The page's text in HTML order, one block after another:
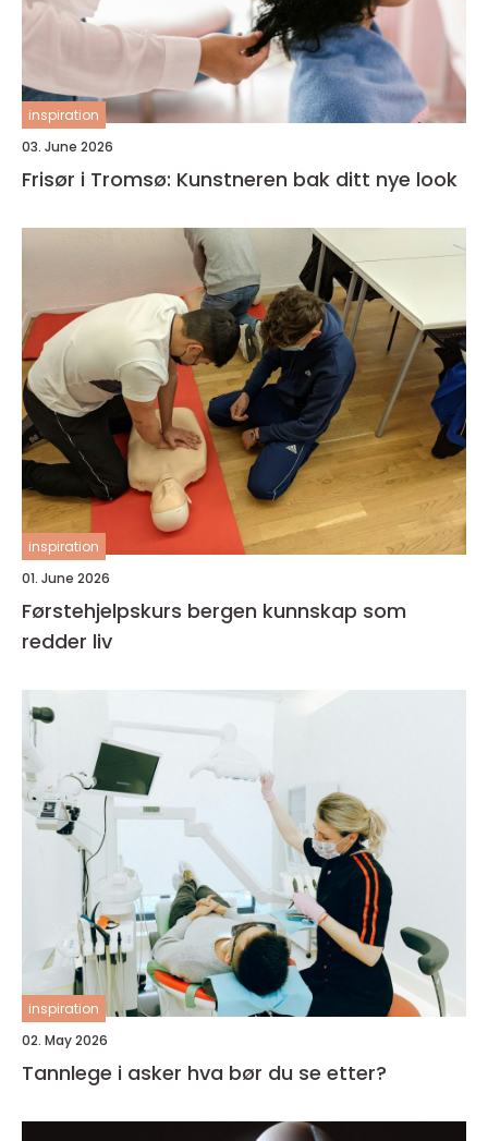
inspiration
03. June 2026
Frisør i Tromsø: Kunstneren bak ditt nye look
inspiration
01. June 2026
Førstehjelpskurs bergen kunnskap som
redder liv
inspiration
02. May 2026
Tannlege i asker hva bør du se etter?